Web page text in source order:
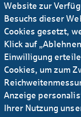
In der
das Telefon.
er auch das
abnimmt, wird
gefragt: „Seid
Die Seite ist ja
Website zur
Besuchs dieser
Cookies gesetzt,
Klick auf
Einwilligung
Cookies, um zum
Anzeige
Ihrer Nutzung